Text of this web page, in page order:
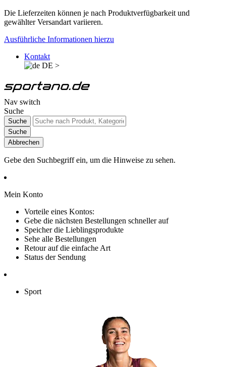
Die Lieferzeiten können je nach Produktverfügbarkeit und
gewählter Versandart variieren.
Ausführliche Informationen hierzu
Kontakt
DE >
Nav switch
Suche
Suche
Suche
Abbrechen
Gebe den Suchbegriff ein, um die Hinweise zu sehen.
Mein Konto
Vorteile eines Kontos:
Gebe die nächsten Bestellungen schneller auf
Speicher die Lieblingsprodukte
Sehe alle Bestellungen
Retour auf die einfache Art
Status der Sendung
Sport